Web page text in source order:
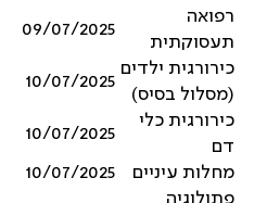
רפואה
תעסוקתית
09/07/2025
כירורגית ילדים
(מסלול בסיס)
10/07/2025
כירורגית כלי
דם
10/07/2025
מחלות עיניים
10/07/2025
פתולוגיה